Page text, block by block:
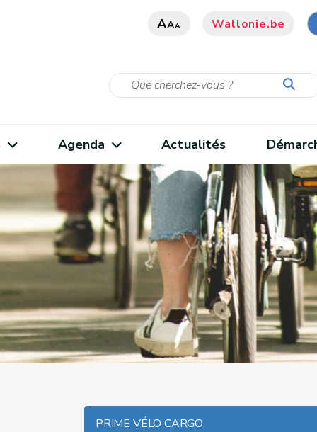
AAA Wallonie.be
Agenda Actualités
PRIME VÉLO CARGO